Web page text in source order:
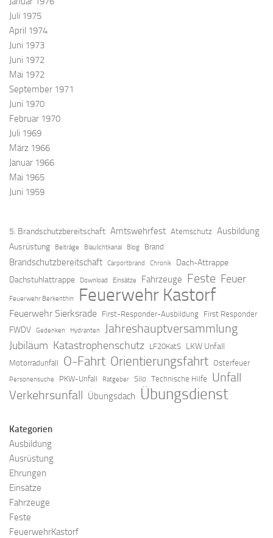
Juli 1975
April 1974
Juni 1973
Juni 1972
Mai 1972
September 1971
Juni 1970
Februar 1970
Juli 1969
März 1966
Januar 1966
Mai 1965
Juni 1959
5. Brandschutzbereitschaft Amtswehrfest Atemschutz Ausbildung
Ausrüstung Beiträge Blaulichtkanal Blog Brand
Brandschutzbereitschaft Carportbrand Chronik
Dach-Attrappe
Dachstuhlattrappe
Download Einsätze Fahrzeuge Feste Feuer
Feuerwehr Berkenthin Feuerwehr Kastorf
Feuerwehr Sierksrade First-Responder-Ausbildung First Responder
FWDV Gedenken Hydranten Jahreshauptversammlung
Jubiläum Katastrophenschutz LF20KatS LKW Unfall
Motorradunfall O-Fahrt Orientierungsfahrt Osterfeuer
Personensuche PKW-Unfall Ratgeber Silo Technische Hilfe Unfall
Verkehrsunfall Übungsdach Übungsdienst
Kategorien
Ausbildung
Ausrüstung
Ehrungen
Einsätze
Fahrzeuge
Feste
FeuerwehrKastorf